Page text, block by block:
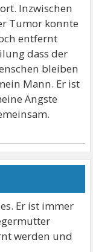
Inzwischen
Tumor konnte
entfernt
dass der
bleiben
Mann. Er ist
Ängste
Er ist immer
werden und